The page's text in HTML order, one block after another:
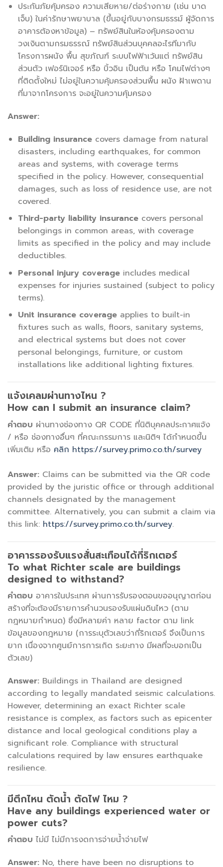
ประกันภัยคุ้มครอง ความเสียหาย/ต่อร่างกาย (เช่น บาด
เจ็บ) ในค่ารักษาพยาบาล (ขึ้นอยู่กับบางกรมธรรม์ ผู้จัดการ
อาคารต้องหาข้อมูล) – ทรัพย์สินในห้องคุ้มครองตาม
วงเงินตามกรมธรรณ์ ทรัพย์สินส่วนบุคคลอะไรทีมากับ
โครงการผนัง พื้น สุขภัณฑ์ ระบบไฟฟ้าเว้นแต่ ทรัพย์สิน
ส่วนตัว เฟอร์นิเจอร์ หรือ บิ้วอิน เป็นต้น หรือ โคมไฟต่างๆ
ที่ติดตั้งใหม่ ไม่อยู่ในความคุ้มครองส่วนพื้น ผนัง ฝ้าเพดาน
ที่มาจากโครงการ จะอยู่ในความคุ้มครอง
Answer:
Building insurancecovers damage from natural
disasters, including earthquakes, for common
areas and systems, with coverage terms
specified in the policy. However, consequential
damages, such as loss of residence use, are not
covered.
Third-party liability insurancecovers personal
belongings in common areas, with coverage
limits as specified in the policy and may include
deductibles.
Personal injury coverageincludes medical
expenses for injuries sustained (subject to policy
terms).
Unit insurance coverageapplies to built-in
fixtures such as walls, floors, sanitary systems,
and electrical systems but does not cover
personal belongings, furniture, or custom
installations like additional lighting fixtures.
แจ้งเคลมผ่านทางไหน ?
How can I submit an insurance claim?
คำตอบ ผ่านทางช่องทาง QR CODE ที่นิติบุคคลประกาศแจ้ง
/ หรือ ช่องทางอื่นๆ ที่คณะกรรมการ และนิติฯ ได้กำหนดขึ้น
เพิ่มเติม หรือ คลิก https://survey.primo.co.th/survey
Answer: Claims can be submitted via the QR code
provided by the juristic office or through additional
channels designated by the management
committee. Alternatively, you can submit a claim via
this link: https://survey.primo.co.th/survey.
อาคารรองรับแรงสั่นสะเทือนได้กี่ริกเตอร์
To what Richter scale are buildings
designed to withstand?
คำตอบ อาคารในประเทศ ผ่านการรับรองตอนขออนุญาตก่อน
สร้างที่จะต้องมีรายการคำนวนรองรับแผ่นดินไหว (ตาม
กฎหมายกำหนด) ซึ่งมีหลายค่า หลาย factor ตาม link
ข้อมูลของกฎหมาย (การระบุตัวเลขว่ากี่ริกเตอร์ จึงเป็นการ
ยาก เนื่องจากศูนย์การการเกิด ระยะทาง มีผลที่จะบอกเป็น
ตัวเลข)
Answer: Buildings in Thailand are designed
according to legally mandated seismic calculations.
However, determining an exact Richter scale
resistance is complex, as factors such as epicenter
distance and local geological conditions play a
significant role. Compliance with structural
calculations required by law ensures earthquake
resilience.
มีตึกไหน ตัดน้ำ ตัดไฟ ไหม ?
Have any buildings experienced water or
power cuts?
คำตอบ ไม่มี ไม่มีการงดการจ่ายน้ำจ่ายไฟ
Answer: No, there have been no disruptions to